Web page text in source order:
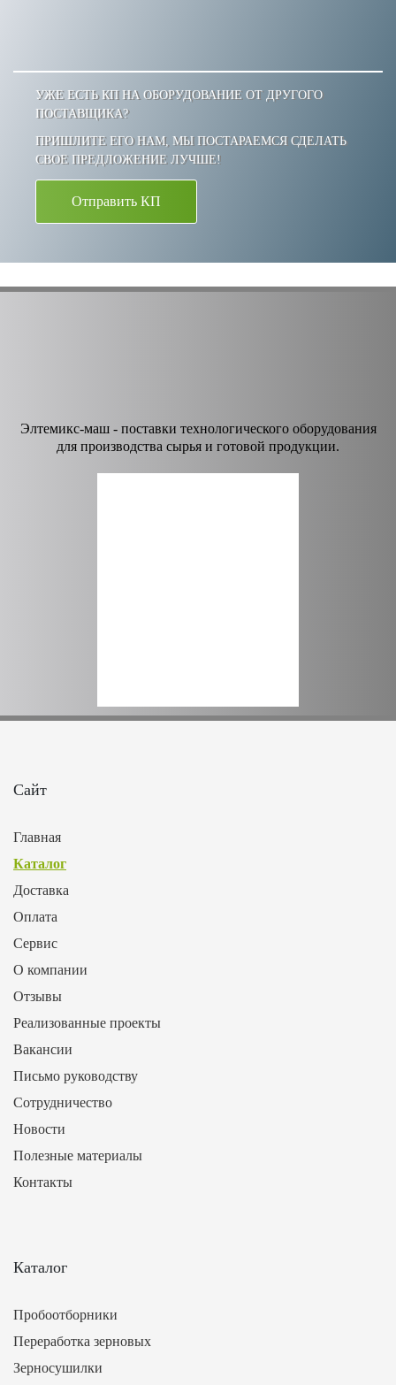
УЖЕ ЕСТЬ КП НА ОБОРУДОВАНИЕ ОТ ДРУГОГО
ПОСТАВЩИКА?
ПРИШЛИТЕ ЕГО НАМ, МЫ ПОСТАРАЕМСЯ СДЕЛАТЬ
СВОЕ ПРЕДЛОЖЕНИЕ ЛУЧШЕ!
Отправить КП
Элтемикс-маш - поставки технологического оборудования
для производства сырья и готовой продукции.
Сайт
Главная
Каталог
Доставка
Оплата
Сервис
О компании
Отзывы
Реализованные проекты
Вакансии
Письмо руководству
Сотрудничество
Новости
Полезные материалы
Контакты
Каталог
Пробоотборники
Переработка зерновых
Зерносушилки